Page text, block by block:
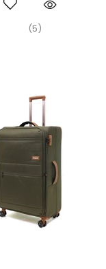
(5)